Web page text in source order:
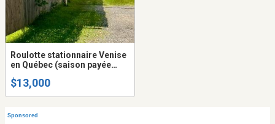
Roulotte stationnaire Venise
en Québec (saison payée
$13,000